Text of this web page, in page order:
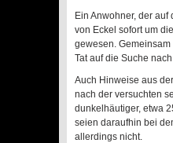
Ein Anwohner, der
von Eckel sofort um
gewesen.
Tat auf die Suche
Auch Hinweise aus
nach der versuchten
dunkelhäutiger, etwa
seien daraufhin bei
allerdings nicht.